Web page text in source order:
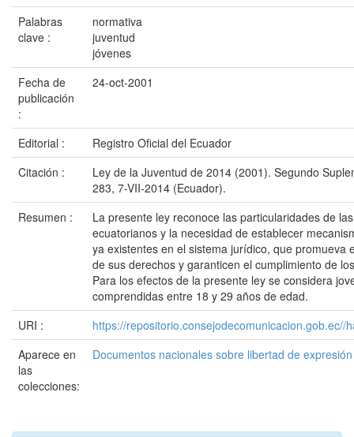
Palabras
clave :
normativa
juventud
jóvenes
Fecha de
publicación
:
24-oct-2001
Editorial :
Registro Oficial del Ecuador
Citación :
Ley de la Juventud de 2014 (2001). Segundo
283, 7-VII-2014 (Ecuador).
Resumen :
La presente ley reconoce las particularidades de
ecuatorianos y la necesidad de establecer
ya existentes en el sistema jurídico, que promueva
de sus derechos y garanticen el cumplimiento de
Para los efectos de la presente ley se considera
comprendidas entre 18 y 29 años de edad.
URI :
https://repositorio.consejodecomunicacion.gob.ec//
Aparece en
las
colecciones:
Documentos nacionales sobre libertad de